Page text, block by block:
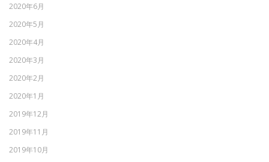
2020年6月
2020年5月
2020年4月
2020年3月
2020年2月
2020年1月
2019年12月
2019年11月
2019年10月